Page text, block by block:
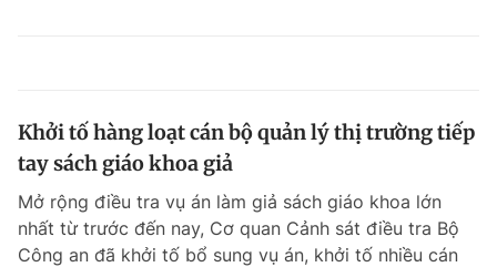
Khởi tố hàng loạt cán bộ quản lý thị trường tiếp
tay sách giáo khoa giả
Mở rộng điều tra vụ án làm giả sách giáo khoa lớn
nhất từ trước đến nay, Cơ quan Cảnh sát điều tra Bộ
Công an đã khởi tố bổ sung vụ án, khởi tố nhiều cán